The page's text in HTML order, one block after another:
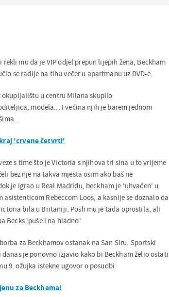
mu da je VIP odjel prepun lijepih žena, Beckham
se radije na tihu večer u apartmanu uz DVD-e.
u centru Milana skupilo
modela... I većina njih je barem jednom
'crvene četvrti'
s time što je Victoria s njihova tri sina u to vrijeme
bez nje na takva mjesta osim ako baš ne
je igrao u Real Madridu, beckham je 'uhvaćen' u
Rebeccom Loos, a kasnije se doznalo da
bila u Britaniji. Posh mu je tada oprostila, ali
Becks 'puše i na hladno'.
za Beckhamov ostanak na San Siru. Sportski
je ponovno izjavio kako bi Beckham želio ostati
9. ožujka istekne ugovor o posudbi.
za Beckhama!